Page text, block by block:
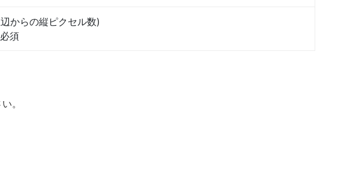
からの縦ピクセル数)
須
。